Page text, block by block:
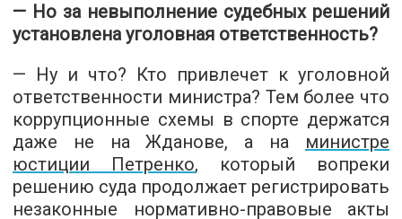
— Но за невыполнение судебных решений
установлена ​​уголовная ответственность?
— Ну и что? Кто привлечет к уголовной
ответственности министра? Тем более что
коррупционные схемы в спорте держатся
даже не на Жданове, а на министре
юстиции Петренко, который вопреки
решению суда продолжает регистрировать
незаконные нормативно-правовые акты